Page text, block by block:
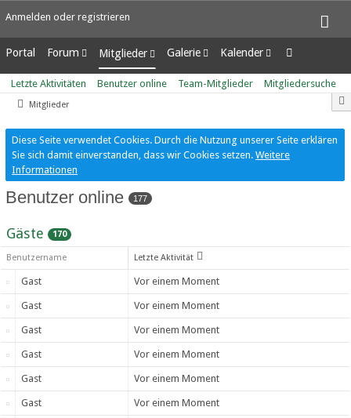
Anmelden oder registrieren
Portal Forum
Unerledigte Themen
Mitglieder
Letzte Aktivitäten
Benutzer online
Mitgliedersuche
Galerie
Alben
Bilder
Kalender
Wochenansicht
Tagesansicht
Letzte Aktivitäten Benutzer online Team-Mitglieder Mitgliedersuche
Mitglieder
Diese Seite verwendet Cookies. Durch die Nutzung unserer Seite erklären
Sie sich damit einverstanden, dass wir Cookies setzen. Weitere
Informationen
Benutzer online 177
Gäste 170
Benutzername Letzte Aktivität
Gast Vor einem Moment
Gast Vor einem Moment
Gast Vor einem Moment
Gast Vor einem Moment
Gast Vor einem Moment
Gast Vor einem Moment